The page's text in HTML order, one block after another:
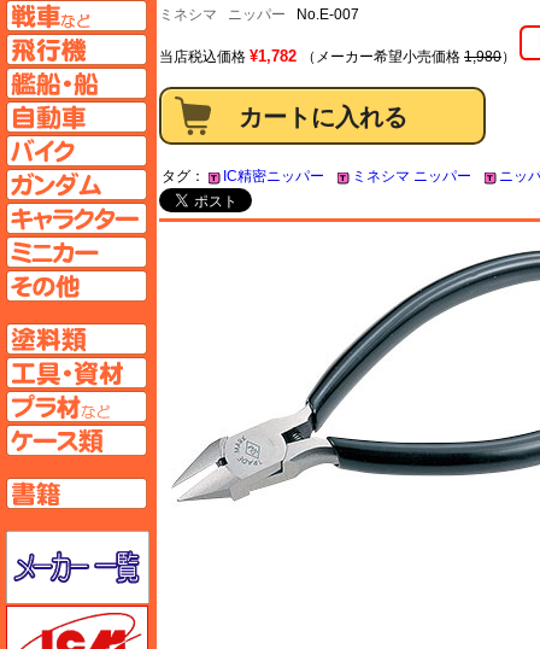
ミネシマ ニッパー No.E-007
当店税込価格 ¥1,782 （メーカー希望小売価格 1,980）
タグ： IC精密ニッパー ミネシマ ニッパー ニッ
AFV
自動車ページへ
バイクページへ
ガンダムページへ
キャラクターページへ
ケースページへ
書籍ページへ